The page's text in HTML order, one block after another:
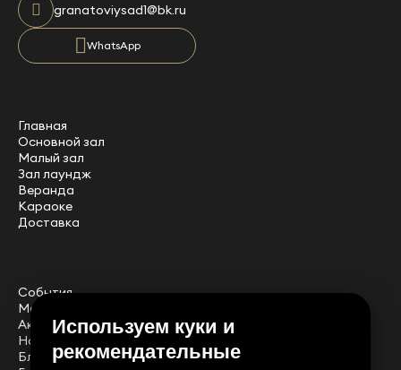
granatoviysad1@bk.ru
WhatsApp
Главная
Основной зал
Малый зал
Зал лаундж
Веранда
Караоке
Доставка
События
Мероприятия
Акции
Новости
Блог
Используем куки и
рекомендательные